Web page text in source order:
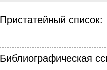
Пристатейный список:
Библиографическая